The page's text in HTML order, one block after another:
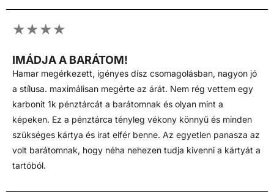
★★★★
IMÁDJA A BARÁTOM!
Hamar megérkezett, igényes dísz csomagolásban, nagyon jó
a stílusa. maximálisan megérte az árát. Nem rég vettem egy
karbonit 1k pénztárcát a barátomnak és olyan mint a
képeken. Ez a pénztárca tényleg vékony könnyű és minden
szükséges kártya és irat elfér benne. Az egyetlen panasza az
volt barátomnak, hogy néha nehezen tudja kivenni a kártyát a
tartóból.